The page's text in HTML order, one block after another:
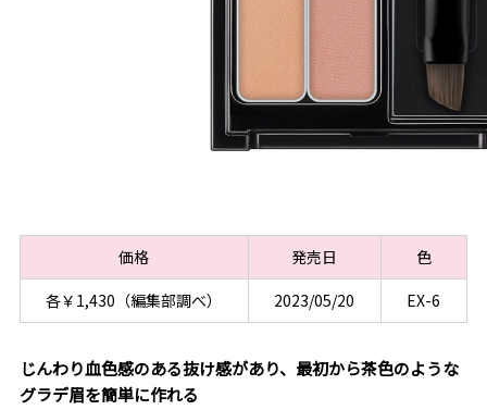
価格 発売日
色
各￥1,430（編集部調べ）
2023/05/20 EX-6
じんわり血色感のある抜け感があり、最初から茶色のような
グラデ眉を簡単に作れる